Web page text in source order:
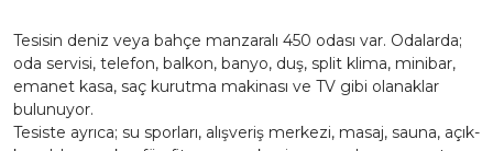
Tesisin deniz veya bahçe manzaralı 450 odası var. Odalarda;
oda servisi, telefon, balkon, banyo, duş, split klima, minibar,
emanet kasa, saç kurutma makinası ve TV gibi olanaklar
bulunuyor.
Tesiste ayrıca; su sporları, alışveriş merkezi, masaj, sauna, açık-